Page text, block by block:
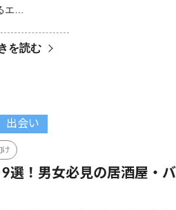
エ…
を読む
出会い
け
選！男女必見の居酒屋・バ